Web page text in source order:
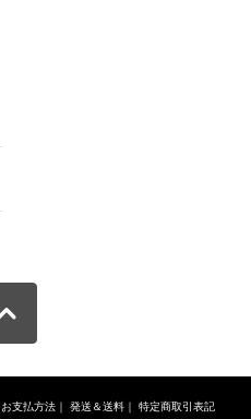
お支払方法 発送＆送料 特定商取引表記